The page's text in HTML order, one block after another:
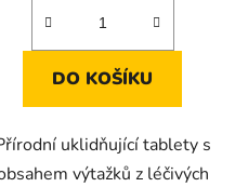
DO KOŠÍKU
uklidňující tablety s
výtažků z léčivých